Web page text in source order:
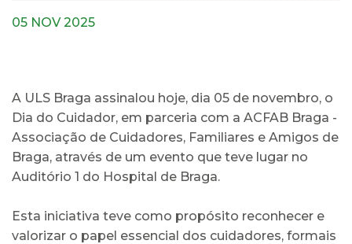
05 NOV 2025
A ULS Braga assinalou hoje, dia 05 de novembro, o
Dia do Cuidador, em parceria com a ACFAB Braga -
Associação de Cuidadores, Familiares e Amigos de
Braga, através de um evento que teve lugar no
Auditório 1 do Hospital de Braga.
Esta iniciativa teve como propósito reconhecer e
valorizar o papel essencial dos cuidadores, formais